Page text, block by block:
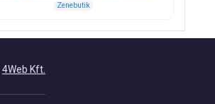
Zenebutik
4Web Kft.